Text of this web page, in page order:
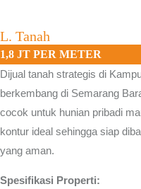
L. Tanah
1,8 JT PER METER
Dijual tanah strategis di
berkembang di Semarang
cocok untuk hunian pribadi
kontur ideal sehingga siap
yang aman.
Spesifikasi Properti: